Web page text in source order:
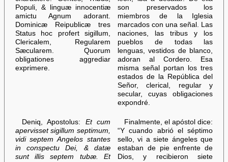
Populi, & linguæ innocentiæ
amictu Agnum adorant.
Dominicæ Reipublicæ tres
Status hoc profert sigillum,
Clericalem, Regularem
Sæcularem. Quorum
obligationes aggrediar
exprimere.
son preservados los
miembros de la Iglesia
marcados con una señal. Las
naciones, las tribus y los
pueblos de todas las
lenguas, vestidos de blanco,
adoran al Cordero. Esa
misma señal portan los tres
estados de la República del
Señor, clerical, regular y
secular, cuyas obligaciones
expondré.
Deniq, Apostolus: Et cum
apervisset sigillum septimum,
vidi septem Angelos stantes
in conspectu Dei, & datæ
sunt illis septem tubæ. Et
Finalmente, el apóstol dice:
“Y cuando abrió el séptimo
sello, vi a siete ángeles que
estaban de pie enfrente de
Dios, y recibieron siete